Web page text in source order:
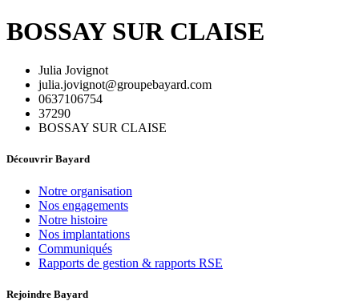
BOSSAY SUR CLAISE
Julia Jovignot
julia.jovignot@groupebayard.com
0637106754
37290
BOSSAY SUR CLAISE
Découvrir Bayard
Notre organisation
Nos engagements
Notre histoire
Nos implantations
Communiqués
Rapports de gestion & rapports RSE
Rejoindre Bayard